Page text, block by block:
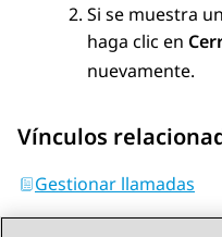
Si se muestra
haga clic en
nuevamente.
Vínculos
Gestionar llamadas